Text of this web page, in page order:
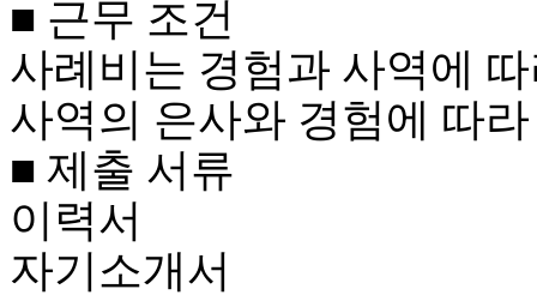
프
릴
리
지
구
입
발
기
부
전
치
료
■ 근무 조건
사례비는 경험과 사역에
사역의 은사와 경험에 따
■ 제출 서류
이력서
자기소개서